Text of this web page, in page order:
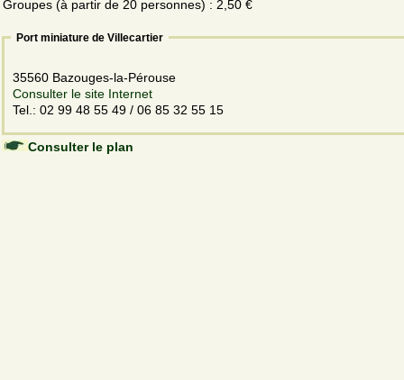
Groupes (à partir de 20 personnes) : 2,50 €
Port miniature de Villecartier
35560 Bazouges-la-Pérouse
Consulter le site Internet
Tel.: 02 99 48 55 49 / 06 85 32 55 15
Consulter le plan